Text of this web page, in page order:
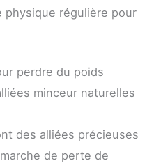
physique régulière pour
perdre du poids
minceur naturelles
des alliées précieuses
de perte de